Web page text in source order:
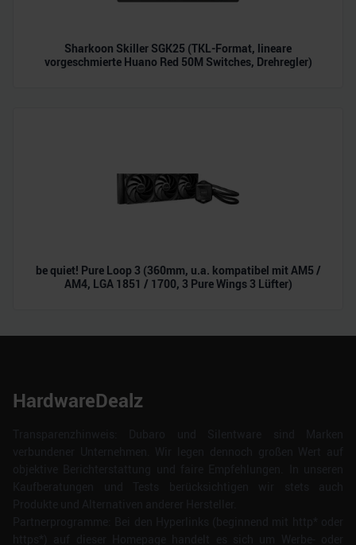
Sharkoon Skiller SGK25 (TKL-Format, lineare
vorgeschmierte Huano Red 50M Switches, Drehregler)
be quiet! Pure Loop 3 (360mm, u.a. kompatibel mit AM5 /
AM4, LGA 1851 / 1700, 3 Pure Wings 3 Lüfter)
HardwareDealz